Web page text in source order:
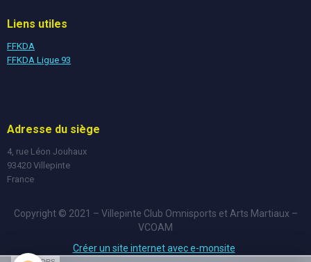
Liens utiles
FFKDA
FFKDA Ligue 93
Adresse du siège
4, rue Léon Jouhaux
93420 Villepinte
France
Copyright © 2021 – Villepinte Club Omnisports et Arts Martiaux –
VCOAM
Créer un site internet avec e-monsite